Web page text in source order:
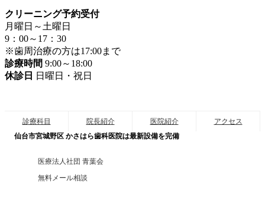
クリーニング予約受付
月曜日～土曜日
9：00～17：30
※歯周治療の方は17:00まで
診療時間 9:00～18:00
休診日
日曜日・祝日
診療科目 院長紹介 医院紹介
アクセス
仙台市宮城野区 かさはら歯科医院は最新設備を完備
医療法人社団 青葉会
無料メール相談